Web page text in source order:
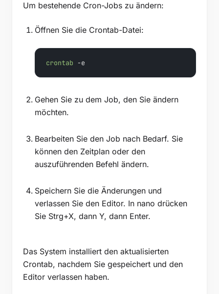
Um bestehende Cron-Jobs zu ändern:
Öffnen Sie die Crontab-Datei:
crontab -e
Gehen Sie zu dem Job, den Sie ändern
möchten.
Bearbeiten Sie den Job nach Bedarf. Sie
können den Zeitplan oder den
auszuführenden Befehl ändern.
Speichern Sie die Änderungen und
verlassen Sie den Editor. In nano drücken
Sie Strg+X, dann Y, dann Enter.
Das System installiert den aktualisierten
Crontab, nachdem Sie gespeichert und den
Editor verlassen haben.